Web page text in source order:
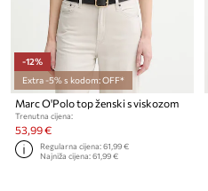
-12%
Extra -5% s kodom: OFF*
Marc O'Polo top ženski s viskozom
Trenutna cijena:
53,99 €
Regularna cijena:61,99 €
Najniža cijena:61,99 €